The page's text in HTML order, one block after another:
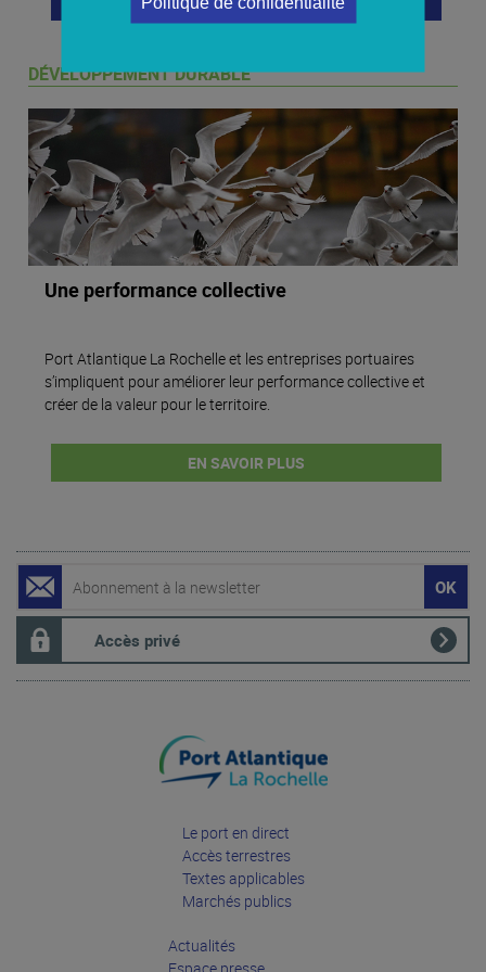
DÉVELOPPEMENT DURABLE
Une performance collective
Port Atlantique La Rochelle et les entreprises portuaires
s’impliquent pour améliorer leur performance collective et
créer de la valeur pour le territoire.
EN SAVOIR PLUS
Accès privé
Le port en direct
Accès terrestres
Textes applicables
Marchés publics
Actualités